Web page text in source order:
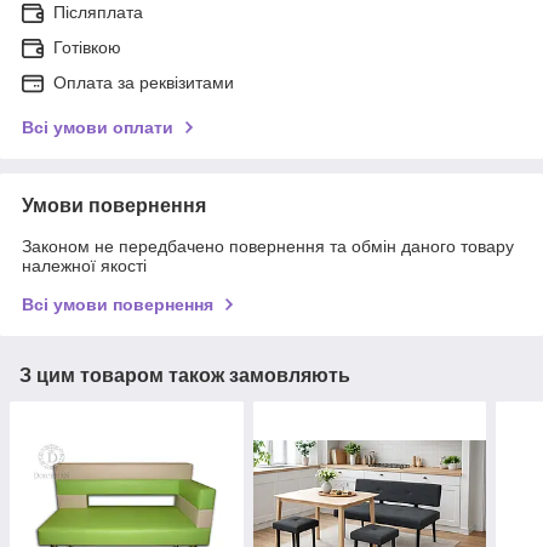
Післяплата
Готівкою
Оплата за реквізитами
Всі умови оплати
Умови повернення
Законом не передбачено повернення та обмін даного товару
належної якості
Всі умови повернення
З цим товаром також замовляють